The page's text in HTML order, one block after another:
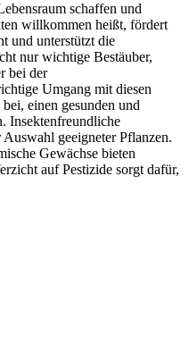
schaffen und
willkommen heißt, fördert
und unterstützt die
nur wichtige Bestäuber,
bei der
Umgang mit diesen
einen gesunden und
Insektenfreundliche
geeigneter Pflanzen.
Gewächse bieten
auf Pestizide sorgt dafür,